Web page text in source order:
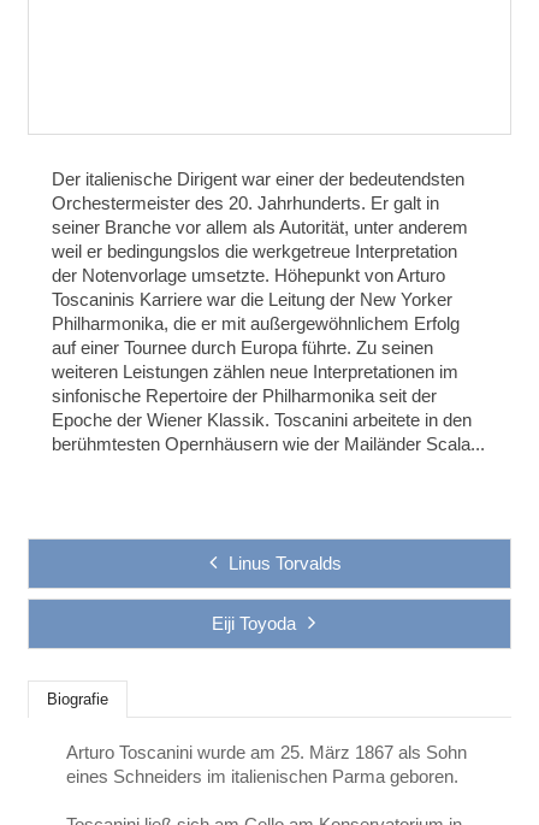
Der italienische Dirigent war einer der bedeutendsten
Orchestermeister des 20. Jahrhunderts. Er galt in
seiner Branche vor allem als Autorität, unter anderem
weil er bedingungslos die werkgetreue Interpretation
der Notenvorlage umsetzte. Höhepunkt von Arturo
Toscaninis Karriere war die Leitung der New Yorker
Philharmonika, die er mit außergewöhnlichem Erfolg
auf einer Tournee durch Europa führte. Zu seinen
weiteren Leistungen zählen neue Interpretationen im
sinfonische Repertoire der Philharmonika seit der
Epoche der Wiener Klassik. Toscanini arbeitete in den
berühmtesten Opernhäusern wie der Mailänder Scala...
Linus Torvalds
Eiji Toyoda
Biografie
Arturo Toscanini wurde am 25. März 1867 als Sohn
eines Schneiders im italienischen Parma geboren.